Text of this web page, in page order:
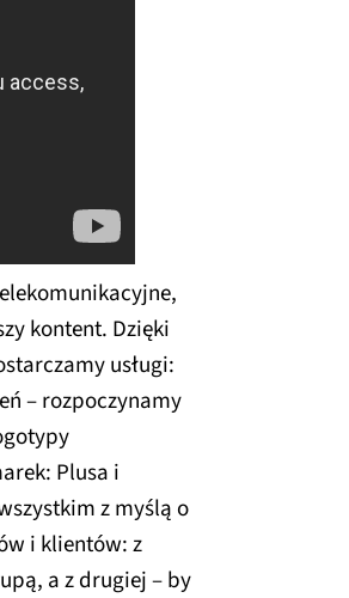
kontent. Dzięki
usługi:
– rozpoczynamy
Plusa i
z myślą o
i klientów: z
a z drugiej – by